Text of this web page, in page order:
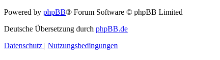
Powered by phpBB® Forum Software © phpBB Limited
Deutsche Übersetzung durch phpBB.de
Datenschutz | Nutzungsbedingungen